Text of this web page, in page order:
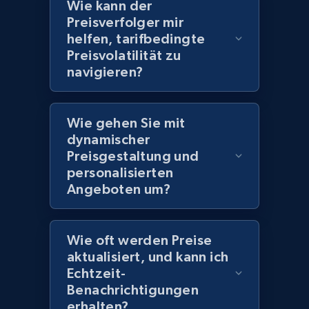
Amazon products global dataset
Title, Seller name, Brand, Description, Initial
price, Currency, Availability, Reviews count, and
more.
2.1K+ 375+
Amazon products global dataset - Collects
products by specific category URL
Title, Seller name, Brand, Description, Initial
price, Currency, Availability, Reviews count, and
Wie kann der
Preisverfolger mir
helfen, tarifbedingte
Preisvolatilität zu
navigieren?
Wie gehen Sie mit
dynamischer
Preisgestaltung und
personalisierten
Angeboten um?
Wie oft werden Preise
aktualisiert, und kann ich
Echtzeit-
Benachrichtigungen